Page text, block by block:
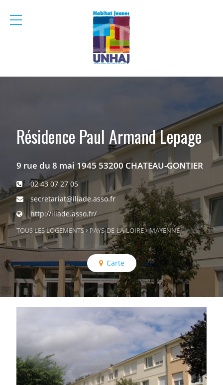
menu
Résidence Paul Armand Lepage
9 rue du 8 mai 1945 53200 CHATEAU-GONTIER
02 43 07 27 05
secretariat@iliade.asso.fr
http://iliade.asso.fr/
TOUS LES LOGEMENTS PAYS-DE-LA-LOIRE MAYENNE
Carte